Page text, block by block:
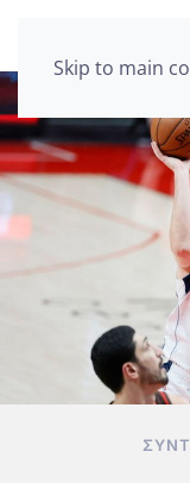
Skip to main